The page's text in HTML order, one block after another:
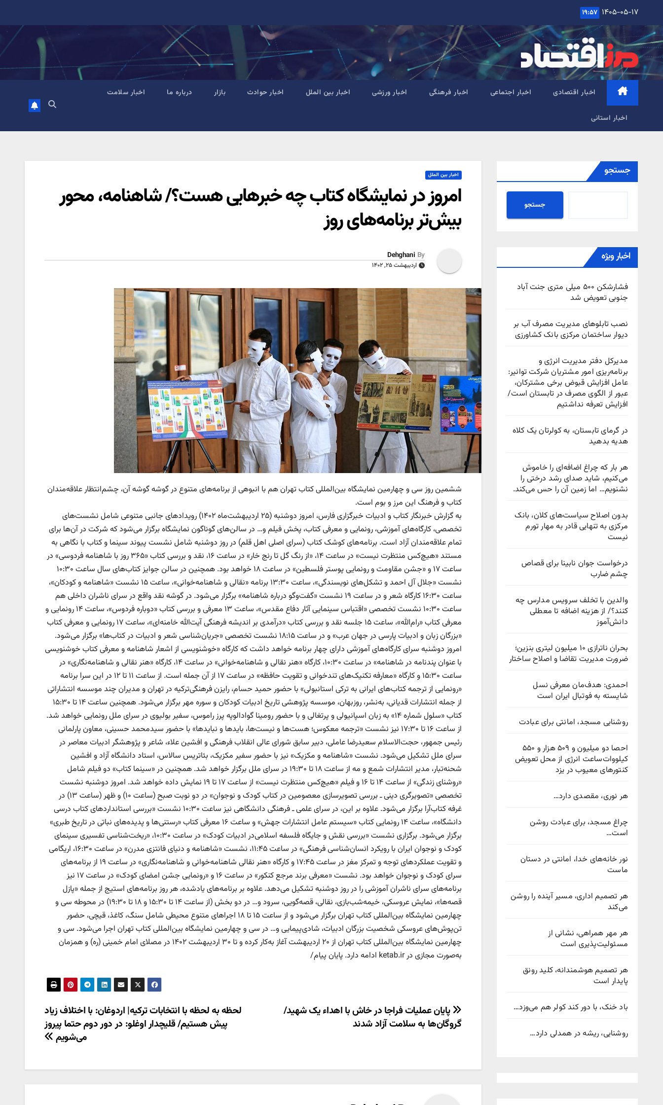
content
۱۴۰۵-۰۵-۱۷ ۱۹:۵۷
اخبار اقتصادی اخبار اجتماعی اخبار فرهنگی اخبار ورزشی اخبار بین الملل اخبار حوادث بازار درباره ما اخبار سلامت
اخبار استانی
جستجو
جستجو
اخبار ویژه
فشارشکن ۵۰۰ میلی متری جنت آباد
جنوبی تعویض شد
نصب تابلوهای مدیریت مصرف آب بر
دیوار ساختمان مرکزی بانک کشاورزی
مدیرکل دفتر مدیریت انرژی و
برنامه‌ریزی امور مشتریان شرکت توانیر:
عامل افزایش قبوض برخی مشترکان،
عبور از الگوی مصرف در تابستان است/
افزایش تعرفه نداشتیم
در گرمای تابستان، به کولرتان یک کلاه
هدیه بدهید
هر بار که چراغ اضافه‌ای را خاموش
می‌کنیم، شاید صدای رشد درختی را
نشنویم… اما زمین آن را حس می‌کند.
بدون اصلاح سیاست‌های کلان، بانک
مرکزی به تنهایی قادر به مهار تورم
نیست
درخواست جوان نابینا برای قصاص
چشم ضارب
والدین با تخلف سرویس مدارس چه
کنند؟/ از هزینه اضافه تا معطلی
دانش‌آموز
بحران ناترازی ۱۰ میلیون لیتری بنزین؛
ضرورت مدیریت تقاضا و اصلاح ساختار
احمدی: هدف‌مان معرفی نسل
شایسته به فوتبال ایران است
روشنایی مسجد، امانتی برای عبادت
احصا دو میلیون و ۵۰۹ هزار و ۵۵۰
کیلووات‌ساعت انرژی از محل تعویض
کنتورهای معیوب در یزد
هر نوری، مقصدی دارد…
چراغ مسجد، برای عبادت روشن
است…
نور خانه‌های خدا، امانتی در دستان
ماست
هر تصمیم اداری، مسیر آینده را روشن
می‌کند
هر مهر همراهی، نشانی از
مسئولیت‌پذیری است
هر تصمیم هوشمندانه، کلید رونق
پایدار است
باد خنک، با دور کند کولر هم می‌وزد…
روشنایی، ریشه در همدلی دارد…
اخبار بین الملل
امروز در نمایشگاه کتاب چه خبرهایی هست؟/ شاهنامه، محور
بیش‌تر برنامه‌های روز
By
Dehghani
اردیبهشت ۲۵, ۱۴۰۲
ششمین روز سی و چهارمین نمایشگاه بین‌المللی کتاب تهران هم با انبوهی از برنامه‌های متنوع در گوشه گوشه آن، چشم‌انتظار علاقه‌مندان
کتاب و فرهنگ این مرز و بوم است.
به گزارش خبرنگار کتاب و ادبیات خبرگزاری فارس، امروز دوشنبه (۲۵ اردیبهشت‌ماه ۱۴۰۲) رویدادهای جانبی متنوعی شامل نشست‌های
تخصصی، کارگاه‌های آموزشی، رونمایی و معرفی کتاب، پخش فیلم و… در سالن‌های گوناگون نمایشگاه برگزار می‌شود که شرکت در آن‌ها برای
تمام علاقه‌مندان آزاد است. برنامه‌های کوشک کتاب (سرای اصلی اهل قلم) در روز دوشنبه شامل نشست پیوند سینما و کتاب با نگاهی به
مستند «هیچ‌کس منتظرت نیست» در ساعت ۱۴، «از رنگ گل تا رنج خار» در ساعت ۱۶، نقد و بررسی کتاب «۳۶۵ روز با شاهنامه فردوسی» در
ساعت ۱۷ و «جشن مقاومت و رونمایی پوستر فلسطین» در ساعت ۱۸ خواهد بود. همچنین در سالن جوایز کتاب‌های سال ساعت ۱۰:۳۰
نشست «جلال آل احمد و تشکل‌های نویسندگی»، ساعت ۱۳:۳۰ برنامه «نقالی و شاهنامه‌خوانی»، ساعت ۱۵ نشست «شاهنامه و کودکان»،
ساعت ۱۶:۳۰ کارگاه شعر و در ساعت ۱۹ نشست «گفت‌وگو درباره شاهنامه» برگزار می‌شود. در گوشه نقد واقع در سرای ناشران داخلی هم
ساعت ۱۰:۳۰ نشست تخصصی «اقتباس سینمایی آثار دفاع مقدس»، ساعت ۱۳ معرفی و بررسی کتاب «دوباره فردوس»، ساعت ۱۴ رونمایی و
معرفی کتاب «رام‌الله»، ساعت ۱۵ جلسه نقد و بررسی کتاب «درآمدی بر اندیشه فرهنگی آیت‌الله خامنه‌ای»، ساعت ۱۷ رونمایی و معرفی کتاب
«بزرگان زبان و ادبیات پارسی در جهان عرب» و در ساعت ۱۸:۱۵ نشست تخصصی «جریان‌شناسی شعر و ادبیات در کتاب‌ها» برگزار می‌شود.
امروز دوشنبه سرای کارگاه‌های آموزشی دارای چهار برنامه خواهد داشت که کارگاه «خوشنویسی از اشعار شاهنامه و معرفی کتاب خوشنویسی
با عنوان پندنامه در شاهنامه» در ساعت ۱۰:۳۰، کارگاه «هنر نقالی و شاهنامه‌خوانی» در ساعت ۱۴، کارگاه «هنر نقالی و شاهنامه‌نگاری» در
ساعت ۱۵:۳۰ و کارگاه «معارفه تکنیک‌های تندخوانی و تقویت حافظه» در ساعت ۱۷ از آن جمله است. از ساعت ۱۱ تا ۱۲ در این سرا برنامه
«رونمایی از‌ ترجمه کتاب‌های ایرانی به‌ ترکی استانبولی» با حضور حمید حسام، رایزن فرهنگی‌ترکیه در تهران و مدیران چند موسسه انتشاراتی
از جمله انتشارات قدیانی، به‌نشر، روزبهان، موسسه پژوهشی تاریخ ادبیات کودکان و سوره مهر برگزار می‌شود. همچنین ساعت ۱۴ تا ۱۵:۳۰
کتاب «سلول شماره ۱۴» به زبان اسپانیولی و پرتغالی و با حضور رومینا گوادالوپه پرز راموس، سفیر بولیوی در سرای ملل رونمایی خواهد شد.
از ساعت ۱۶ تا ۱۷:۳۰ نیز نشست «ترجمه معکوس؛ هست‌ها و نیست‌ها، بایدها و نبایدها» با حضور سیدمحمد حسینی، معاون پارلمانی
رئیس جمهور، حجت‌الاسلام سعیدرضا عاملی، دبیر سابق شورای عالی انقلاب فرهنگی و افشین علاء، شاعر و پژوهشگر ادبیات معاصر در
سرای ملل تشکیل می‌شود. نشست «شاهنامه و مکزیک» نیز با حضور سفیر مکزیک، بئاتریس سالاس، استاد دانشگاه آزاد و افشین
شحنه‌تبار، مدیر انتشارات شمع و مه از ساعت ۱۸ تا ۱۹:۳۰ در سرای ملل برگزار خواهد شد. همچنین در «سینما کتاب» دو فیلم شامل
«روشنای زندگی» از ساعت ۱۴ تا ۱۶ و فیلم «هیچ‌کس منتظرت نیست» از ساعت ۱۷ تا ۱۹ نمایش داده خواهد شد. امروز دوشنبه نشست
تخصصی «تصویرگری دینی ـ بررسی تصویرسازی معصومین در کتاب کودک و نوجوان» در دو نوبت صبح (ساعت ۱۰) و ظهر (ساعت ۱۳) در
غرفه کتاب‌آرا برگزار می‌شود. علاوه بر این، در سرای علمی‌ ـ فرهنگی دانشگاهی نیز ساعت ۱۰:۳۰ نشست «بررسی استانداردهای کتاب درسی
دانشگاه»، ساعت ۱۴ رونمایی کتاب «سیستم عامل انتشارات جهش» و ساعت ۱۶ معرفی کتاب «رستنی‌ها و پدیده‌های نباتی در تاریخ طبری»
برگزار می‌شود. برگزاری نشست «بررسی نقش و جایگاه فلسفه اسلامی‌در ادبیات کودک» در ساعت ۱۰:۳۰، «ریخت‌شناسی تفسیری سینمای
کودک و نوجوان ایران با رویکرد انسان‌شناسی فرهنگی» در ساعت ۱۱:۴۵، نشست «شاهنامه و دنیای فانتزی مدرن» در ساعت ۱۶:۳۰، اریگامی‌
و تقویت عملکردهای توجه و تمرکز مغز در ساعت ۱۷:۴۵ و کارگاه «هنر نقالی شاهنامه‌خوانی و شاهنامه‌نگاری» در ساعت ۱۹ از برنامه‌های
سرای کودک و نوجوان خواهد بود. نشست «معرفی برند مرجع کنکور» در ساعت ۱۶ و «رونمایی جشن امضای کودک» در ساعت ۱۷ نیز
برنامه‌های سرای ناشران آموزشی را در روز دوشنبه تشکیل می‌دهد. علاوه‌ بر برنامه‌های یادشده، هر روز برنامه‌های استیج از جمله «پازل
قصه‌ها»، نمایش عروسکی، خیمه‌شب‌بازی، نقالی، قصه‌گویی، سرود و… در دو بخش (از ساعت ۱۴ تا ۱۵:۳۰ و ۱۸ تا ۱۹:۳۰) در محوطه سی‌ و
چهارمین نمایشگاه بین‌المللی کتاب تهران برگزار می‌شود و از ساعت ۱۵ تا ۱۸ اجراهای متنوع محیطی شامل سنگ‌، کاغذ، قیچی، حضور
تن‌پوش‌های عروسکی شخصیت بزرگان ادبیات، شادی‌پیمایی و… در سی‌ و چهارمین نمایشگاه بین‌المللی کتاب تهران اجرا می‌شود. سی‌ و
چهارمین نمایشگاه بین‌المللی کتاب تهران از ۲۰ اردیبهشت آغاز به‌کار کرده و تا ۳۰ اردیبهشت‌ ۱۴۰۲ در مصلای امام خمینی (ره) و همزمان
به‌صورت مجازی در ketab.ir ادامه دارد. پایان پیام/
راهبری
نوشته
لحظه به لحظه با انتخابات ترکیه| اردوغان: با اختلاف زیاد
پیش هستیم/ قلیچدار اوغلو: در دور دوم حتما پیروز
می‌شویم
پایان عملیات فراجا در خاش با اهداء یک شهید/
گروگان‌ها به سلامت آزاد شدند